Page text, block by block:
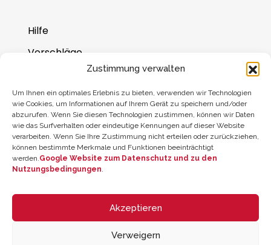
Zustimmung verwalten
Um Ihnen ein optimales Erlebnis zu bieten, verwenden wir Technologien
wie Cookies, um Informationen auf Ihrem Gerät zu speichern und/oder
abzurufen. Wenn Sie diesen Technologien zustimmen, können wir Daten
wie das Surfverhalten oder eindeutige Kennungen auf dieser Website
verarbeiten. Wenn Sie Ihre Zustimmung nicht erteilen oder zurückziehen,
können bestimmte Merkmale und Funktionen beeinträchtigt
werden.Google Website zum Datenschutz und zu den
Nutzungsbedingungen.
Akzeptieren
Verweigern
Hilfe
Vorschläge
Wo Sie uns finden
Saldo der Geschenkkarte